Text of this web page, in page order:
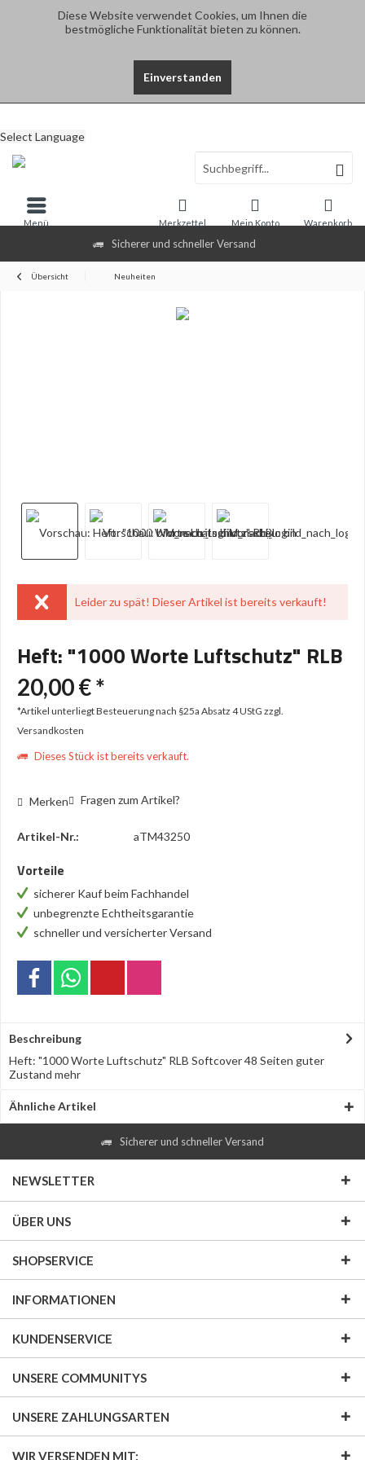
Diese Website verwendet Cookies, um Ihnen die
bestmögliche Funktionalität bieten zu können.
Einverstanden
Sicherer und schneller Versand
Select Language
Warenkorb
Merkzettel Mein Konto
Menü
Übersicht Neuheiten
Leider zu spät! Dieser Artikel ist bereits verkauft!
Heft: "1000 Worte Luftschutz" RLB
20,00 € *
*Artikel unterliegt Besteuerung nach §25a Absatz 4 UStG zzgl.
Versandkosten
Dieses Stück ist bereits verkauft.
Merken Fragen zum Artikel?
Artikel-Nr.: aTM43250
Vorteile
sicherer Kauf beim Fachhandel
unbegrenzte Echtheitsgarantie
schneller und versicherter Versand
Beschreibung
Heft: "1000 Worte Luftschutz" RLB Softcover 48 Seiten guter
Zustand mehr
Ähnliche Artikel
Sicherer und schneller Versand
NEWSLETTER
ÜBER UNS
SHOPSERVICE
INFORMATIONEN
KUNDENSERVICE
UNSERE COMMUNITYS
UNSERE ZAHLUNGSARTEN
WIR VERSENDEN MIT: